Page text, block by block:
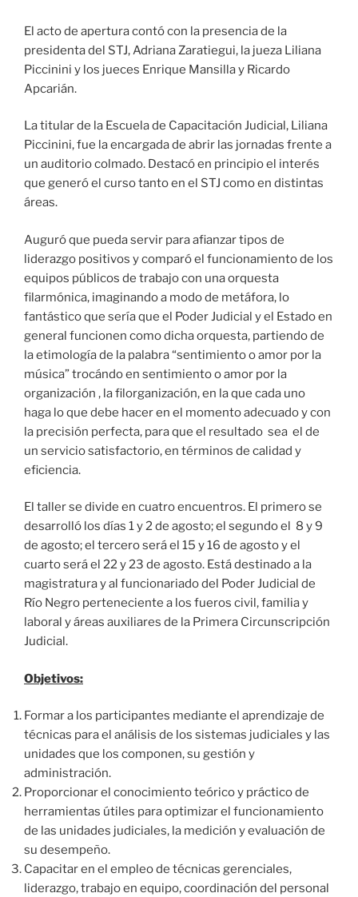
El acto de apertura contó con la presencia de la
presidenta del STJ, Adriana Zaratiegui, la jueza Liliana
Piccinini y los jueces Enrique Mansilla y Ricardo
Apcarián.
La titular de la Escuela de Capacitación Judicial, Liliana
Piccinini, fue la encargada de abrir las jornadas frente a
un auditorio colmado. Destacó en principio el interés
que generó el curso tanto en el STJ como en distintas
áreas.
Auguró que pueda servir para afianzar tipos de
liderazgo positivos y comparó el funcionamiento de los
equipos públicos de trabajo con una orquesta
filarmónica, imaginando a modo de metáfora, lo
fantástico que sería que el Poder Judicial y el Estado en
general funcionen como dicha orquesta, partiendo de
la etimología de la palabra “sentimiento o amor por la
música” trocándo en sentimiento o amor por la
organización , la filorganización, en la que cada uno
haga lo que debe hacer en el momento adecuado y con
la precisión perfecta, para que el resultado sea el de
un servicio satisfactorio, en términos de calidad y
eficiencia.
El taller se divide en cuatro encuentros. El primero se
desarrolló los días 1 y 2 de agosto; el segundo el 8 y 9
de agosto; el tercero será el 15 y 16 de agosto y el
cuarto será el 22 y 23 de agosto. Está destinado a la
magistratura y al funcionariado del Poder Judicial de
Río Negro perteneciente a los fueros civil, familia y
laboral y áreas auxiliares de la Primera Circunscripción
Judicial.
Objetivos:
Formar a los participantes mediante el aprendizaje de
técnicas para el análisis de los sistemas judiciales y las
unidades que los componen, su gestión y
administración.
Proporcionar el conocimiento teórico y práctico de
herramientas útiles para optimizar el funcionamiento
de las unidades judiciales, la medición y evaluación de
su desempeño.
Capacitar en el empleo de técnicas gerenciales,
liderazgo, trabajo en equipo, coordinación del personal